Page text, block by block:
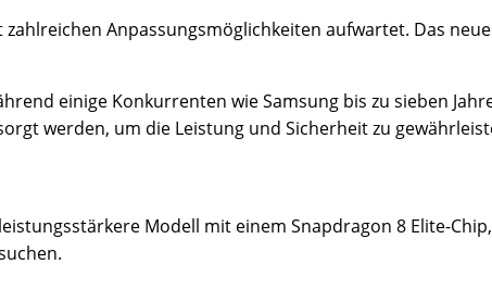
Anpassungsmöglichkeiten aufwartet. Das
einige Konkurrenten wie Samsung bis zu sieben
werden, um die Leistung und Sicherheit zu
Modell mit einem Snapdragon 8 Elite-Chip,